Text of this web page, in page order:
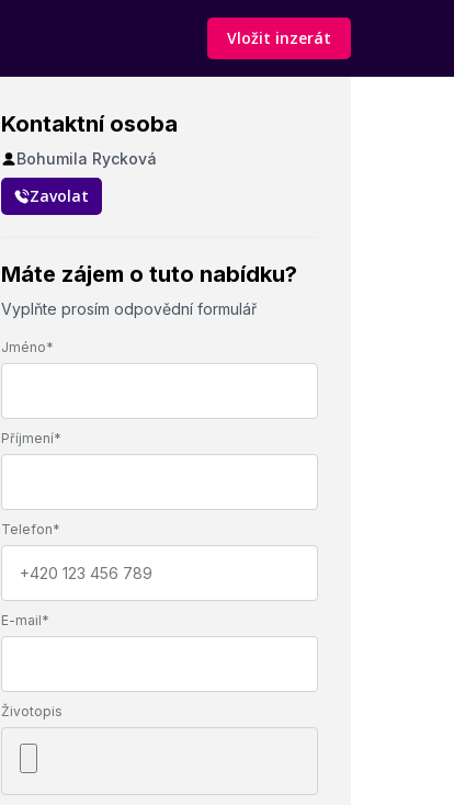
Vložit inzerát
Kontaktní osoba
Bohumila Rycková
Zavolat
Máte zájem o tuto nabídku?
Vyplňte prosím odpovědní formulář
Jméno*
Příjmení*
Telefon*
E-mail*
Životopis